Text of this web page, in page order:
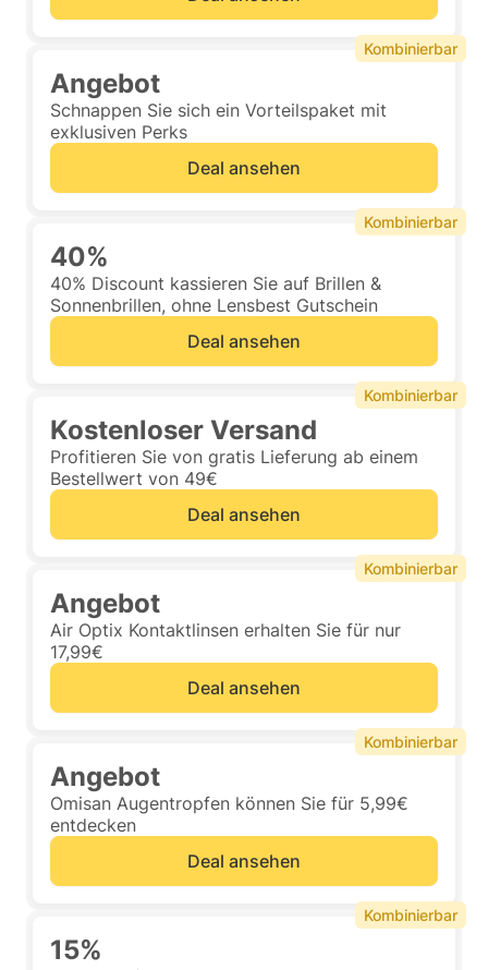
Angebot
Schnappen Sie sich ein Vorteilspaket mit
exklusiven Perks
Deal ansehen
Kombinierbar
40%
40% Discount kassieren Sie auf Brillen &
Sonnenbrillen, ohne Lensbest Gutschein
Deal ansehen
Kombinierbar
Kostenloser Versand
Profitieren Sie von gratis Lieferung ab einem
Bestellwert von 49€
Deal ansehen
Kombinierbar
Angebot
Air Optix Kontaktlinsen erhalten Sie für nur
17,99€
Deal ansehen
Kombinierbar
Angebot
Omisan Augentropfen können Sie für 5,99€
entdecken
Deal ansehen
Kombinierbar
15%
Kombinierbar